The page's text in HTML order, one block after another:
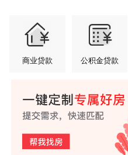
商业贷款 公积金贷款